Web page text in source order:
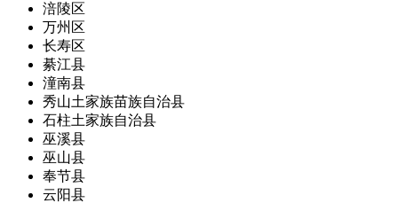
涪陵区
万州区
长寿区
綦江县
潼南县
秀山土家族苗族自治县
石柱土家族自治县
巫溪县
巫山县
奉节县
云阳县